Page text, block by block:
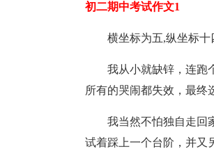
初二期中考试作文1
横坐标为五,纵坐标
我从小就缺锌，连跑
所有的哭闹都失效，最终
我当然不怕独自走回
试着踩上一个台阶，并又